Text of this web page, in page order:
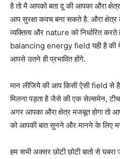
है तो मै आपको बता दू की आपका औरा
आप सुरक्षा कवच बना सकते है. औरा
व्यक्तित्व और nature को निर्धारित
balancing energy field यही है की
आपसे उतने ही प्रभावित होंगे.
मान लीजिये की आप किसी ऐसी field
मिलना पड़ता है जैसे की एक सेल्समेन,
अगर आपका औरा क्षेत्र मजबूत होगा
को आपकी बात सुनने और मानने के लिए
हम सभी अक्सर छोटी छोटी बातो से घबरा